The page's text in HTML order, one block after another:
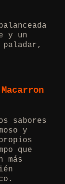
y un
paladar,
sabores
y
que
más